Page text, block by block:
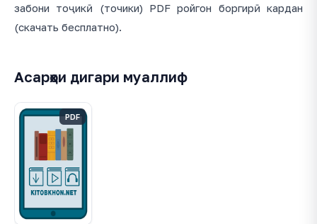
забони тоҷикӣ (точики) PDF ройгон боргирӣ кардан
(скачать бесплатно).
Асарҳои дигари муаллиф
PDF